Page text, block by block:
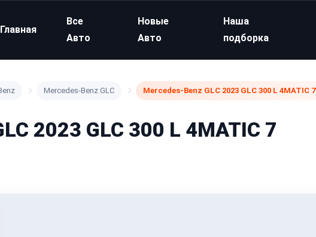
Главная
Все
Авто
Новые
Авто
Наша
подборка
Mercedes-Benz GLC Mercedes-Benz GLC 2023 GLC 300 L 4MATIC 7
2023 GLC 300 L 4MATIC 7